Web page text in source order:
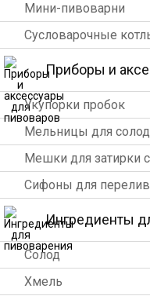
Мини-пивоварни
Сусловарочные
Приборы и
Укупорки пробок
Мельницы для
Мешки для затирки
Сифоны для
Ингредиенты
Солод
Хмель